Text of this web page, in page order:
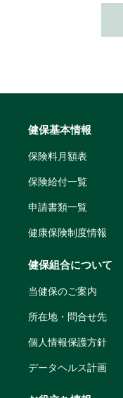
健保基本情報
保険料月額表
保険給付一覧
申請書類一覧
健康保険制度情報
健保組合について
当健保のご案内
所在地・問合せ先
個人情報保護方針
データヘルス計画